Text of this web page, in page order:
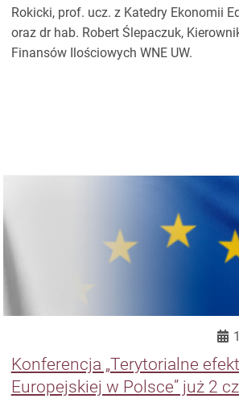
Rokicki, prof. ucz. z Katedry Ekonomii
oraz dr hab. Robert Ślepaczuk,
Finansów Ilościowych WNE UW.
Konferencja „Terytorialne
Europejskiej w Polsce” już 2